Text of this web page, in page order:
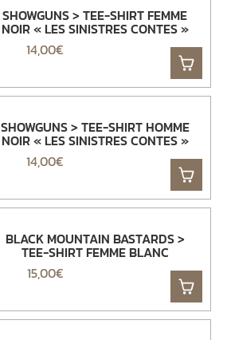
SHOWGUNS > TEE-SHIRT FEMME
NOIR « LES SINISTRES CONTES »
14,00€
SHOWGUNS > TEE-SHIRT HOMME
NOIR « LES SINISTRES CONTES »
14,00€
BLACK MOUNTAIN BASTARDS >
TEE-SHIRT FEMME BLANC
15,00€